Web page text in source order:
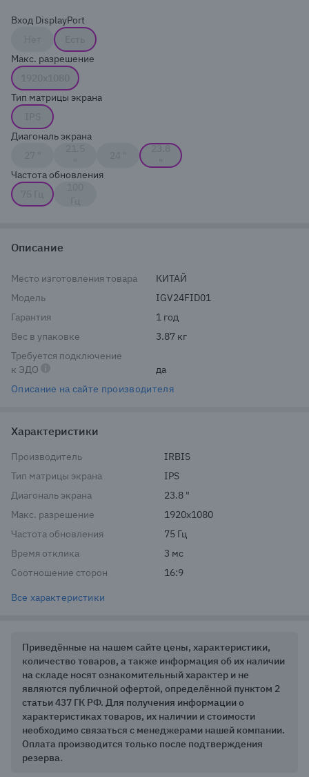
Вход DisplayPort
Макс. разрешение
Тип матрицы экрана
Диагональ экрана
23.8
Частота обновления
Описание
Место изготовления товара
КИТАЙ
Модель
IGV24FID01
Гарантия
1 год
Вес в упаковке
3.87 кг
Требуется подключение
к ЭДО
да
Описание на сайте производителя
Характеристики
Производитель
IRBIS
Тип матрицы экрана
IPS
Диагональ экрана
23.8 "
Макс. разрешение
1920x1080
Частота обновления
75 Гц
Время отклика
3 мс
Соотношение сторон
16:9
Все характеристики
Приведённые на нашем сайте цены, характеристики,
количество товаров, а также информация об их наличии
на складе носят ознакомительный характер и не
являются публичной офертой, определённой пунктом 2
статьи 437 ГК РФ. Для получения информации о
характеристиках товаров, их наличии и стоимости
необходимо связаться с менеджерами нашей компании.
Оплата производится только после подтверждения
резерва.